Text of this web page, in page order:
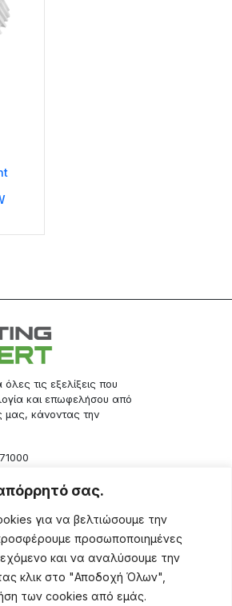
σας.
για να βελτιώσουμε την
προσωποποιημένες
και να αναλύσουμε την
κλικ στο "Αποδοχή Όλων",
των cookies από εμάς.
τις εξελίξεις που
και επωφελήσου από
μας, κάνοντας την
10443